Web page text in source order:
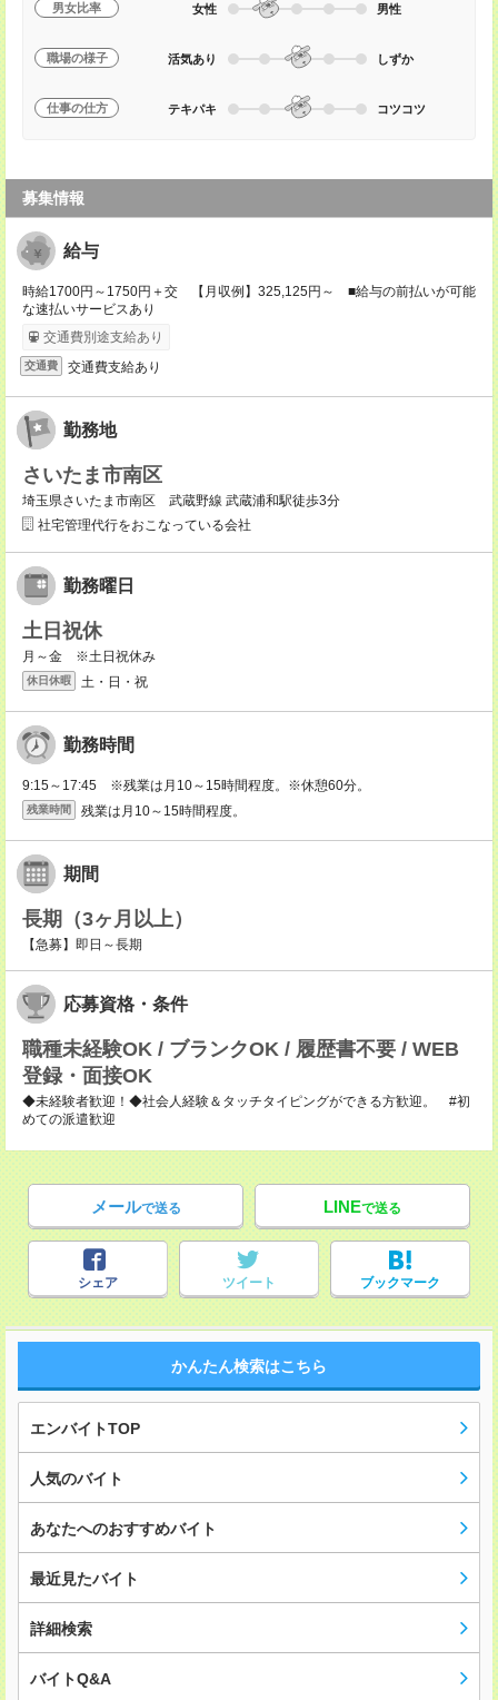
男女比率 女性 男性
職場の様子 活気あり しずか
仕事の仕方 テキパキ コツコツ
募集情報
給与
時給1700円～1750円＋交 【月収例】325,125円～ ■給与の前払いが可能
な速払いサービスあり
交通費別途支給あり
交通費 交通費支給あり
勤務地
さいたま市南区
埼玉県さいたま市南区 武蔵野線 武蔵浦和駅徒歩3分
社宅管理代行をおこなっている会社
勤務曜日
土日祝休
月～金 ※土日祝休み
休日休暇 土・日・祝
勤務時間
9:15～17:45 ※残業は月10～15時間程度。※休憩60分。
残業時間 残業は月10～15時間程度。
期間
長期（3ヶ月以上）
【急募】即日～長期
応募資格・条件
職種未経験OK / ブランクOK / 履歴書不要 / WEB
登録・面接OK
◆未経験者歓迎！◆社会人経験＆タッチタイピングができる方歓迎。 #初
めての派遣歓迎
メールで送る LINEで送る
シェア ツイート ブックマーク
かんたん検索はこちら
エンバイトTOP
人気のバイト
あなたへのおすすめバイト
最近見たバイト
詳細検索
バイトQ&A